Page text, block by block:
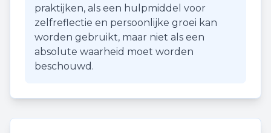
praktijken, als een hulpmiddel voor
zelfreflectie en persoonlijke groei kan
worden gebruikt, maar niet als een
absolute waarheid moet worden
beschouwd.